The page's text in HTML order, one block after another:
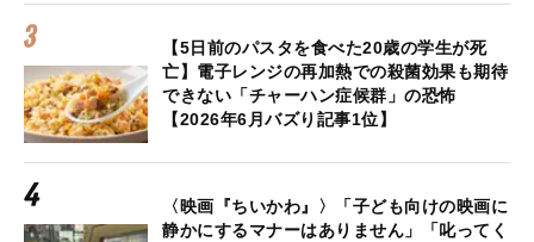
【5日前のパスタを食べた20歳の学生が死
亡】電子レンジの再加熱での殺菌効果も期待
できない「チャーハン症候群」の恐怖
【2026年6月バズり記事1位】
〈映画『ちいかわ』〉「子ども向けの映画に
静かにするマナーはありません」「叱ってく